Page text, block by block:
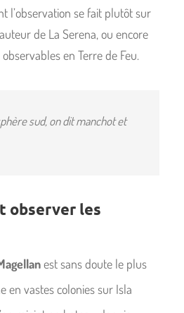
l’observation se fait plutôt sur
de La Serena, ou encore
observables en Terre de Feu.
sud, on dit manchot et
observer les
est sans doute le plus
en vastes colonies sur Isla